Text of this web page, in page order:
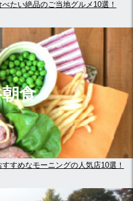
たい絶品のご当地グルメ10選！
食
すめなモーニングの人気店10選！